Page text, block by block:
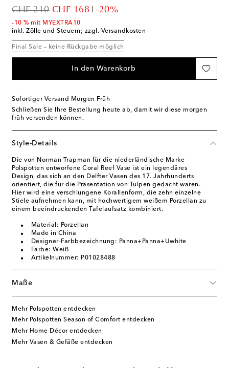
CHF 210
original priceCHF 168
discount price
-20%
-10 % mit MYEXTRA10
inkl. Zölle und Steuern; zzgl. Versandkosten
Final Sale – keine Rückgabe möglich
In den Warenkorb
Sofortiger Versand Morgen Früh
Schließen Sie Ihre Bestellung heute ab, damit wir diese morgen
früh versenden können.
Style-Details
Die von Norman Trapman für die niederländische Marke
Polspotten entworfene Coral Reef Vase ist ein legendäres
Design, das sich an den Delfter Vasen des 17. Jahrhunderts
orientiert, die für die Präsentation von Tulpen gedacht waren.
Hier wird eine verschlungene Korallenform, die zehn einzelne
Stiele aufnehmen kann, mit hochwertigem weißem Porzellan zu
einem beeindruckenden Tafelaufsatz kombiniert.
Material: Porzellan
Made in China
Designer-Farbbezeichnung: Panna+Panna+Uwhite
Farbe: Weiß
Artikelnummer: P01028488
Maße
Mehr Polspotten entdecken
Mehr Polspotten Season of Comfort entdecken
Mehr Home Décor entdecken
Mehr Vasen & Gefäße entdecken